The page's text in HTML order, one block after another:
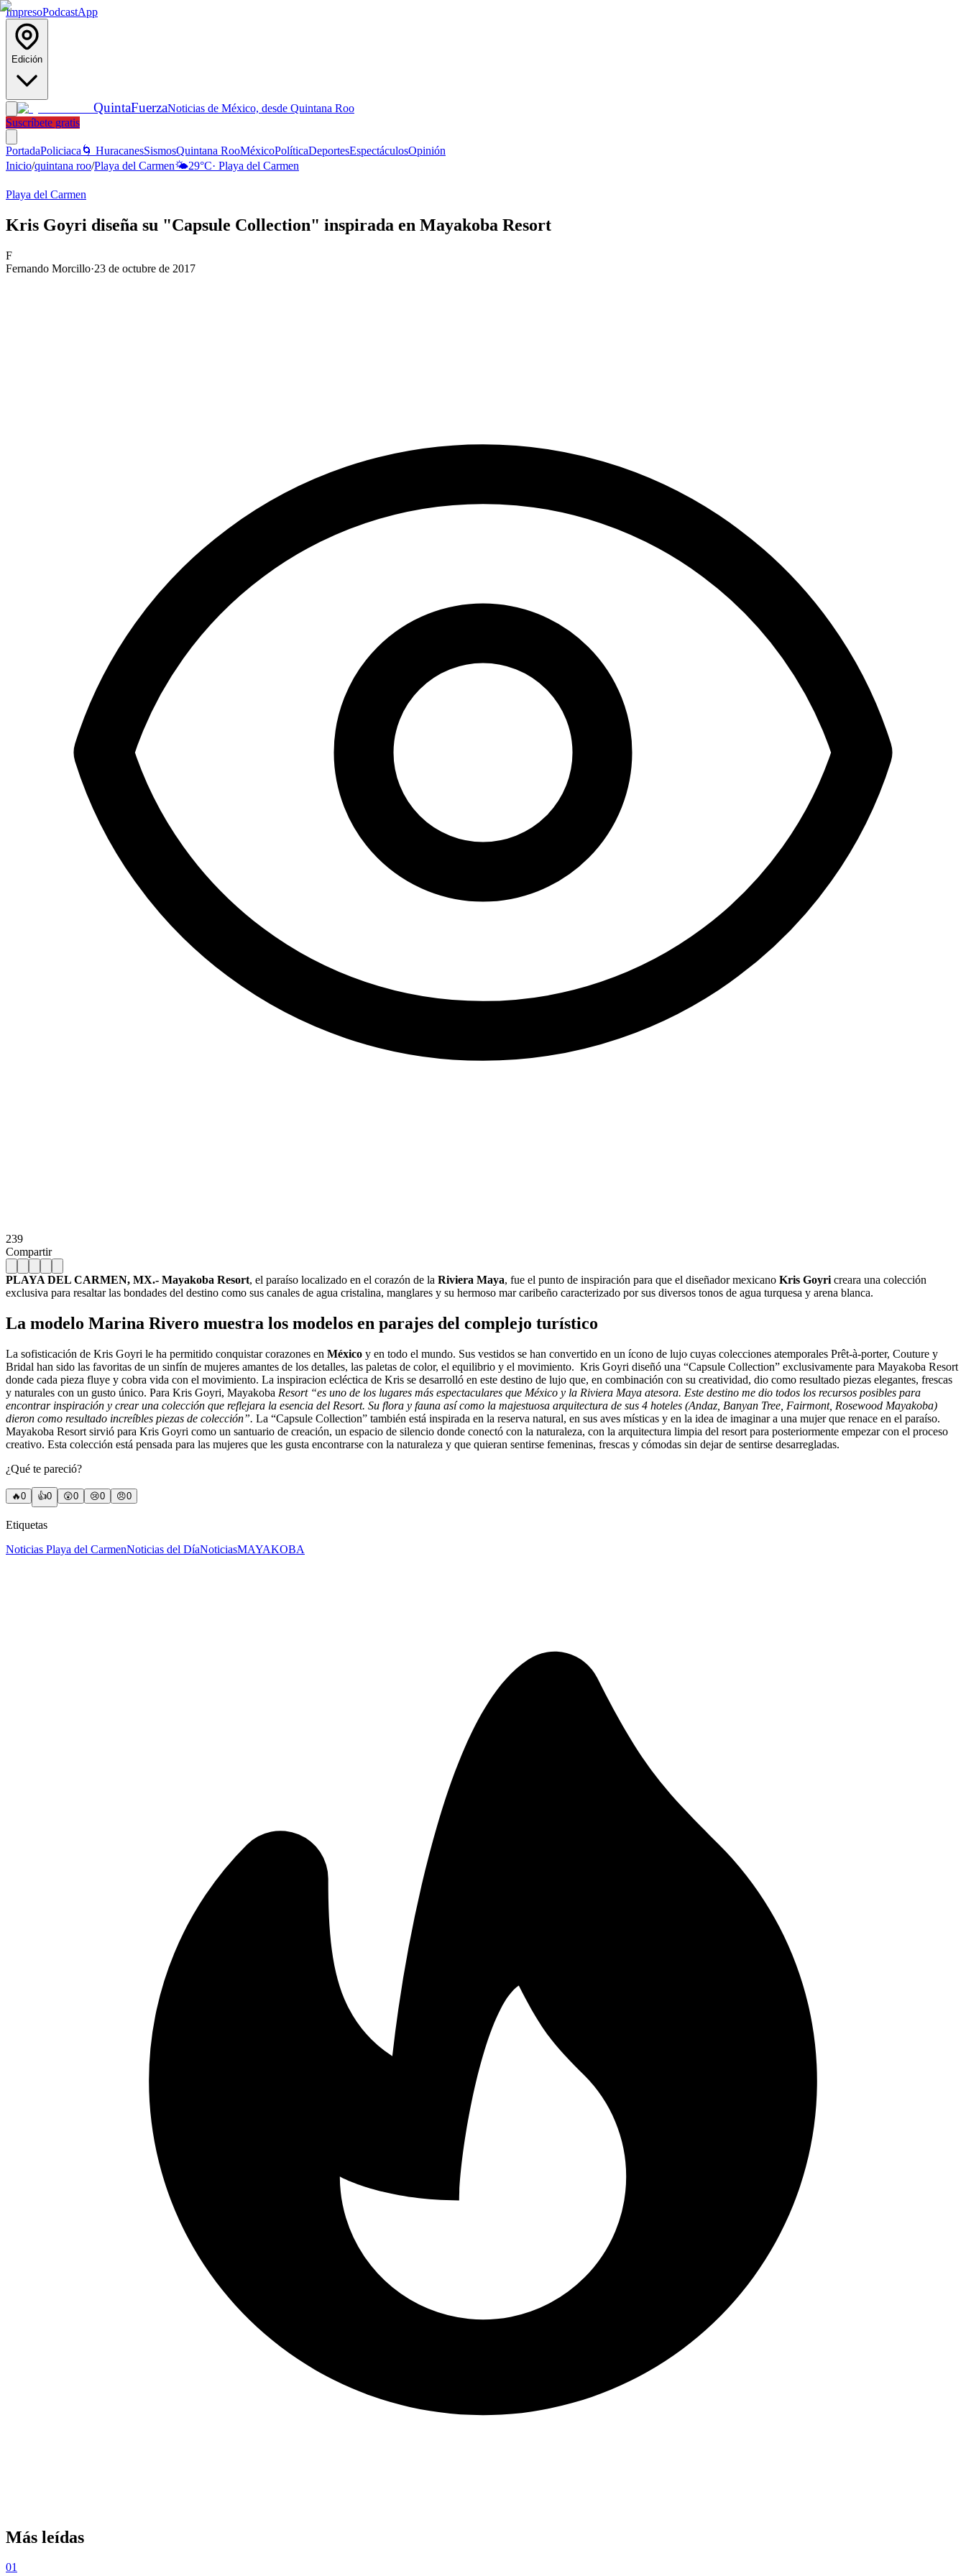
ImpresoPodcastApp
Edición
QuintaFuerzaNoticias de México, desde Quintana Roo
Suscríbete gratis
PortadaPoliciaca 🌀 HuracanesSismosQuintana RooMéxicoPolíticaDeportesEspectáculosOpinión
Inicio/quintana roo/Playa del Carmen🌤️29°C· Playa del Carmen
Playa del Carmen
Kris Goyri diseña su "Capsule Collection" inspirada en Mayakoba Resort
F
Fernando Morcillo·23 de octubre de 2017
239
Compartir
PLAYA DEL CARMEN, MX.- Mayakoba Resort, el paraíso localizado en el corazón de la Riviera Maya, fue el punto de inspiración para que el diseñador mexicano Kris Goyri creara una colección
exclusiva para resaltar las bondades del destino como sus canales de agua cristalina, manglares y su hermoso mar caribeño caracterizado por sus diversos tonos de agua turquesa y arena blanca.
La modelo Marina Rivero muestra los modelos en parajes del complejo turístico
La sofisticación de Kris Goyri le ha permitido conquistar corazones en México y en todo el mundo. Sus vestidos se han convertido en un ícono de lujo cuyas colecciones atemporales Prêt-à-porter, Couture y
Bridal han sido las favoritas de un sinfín de mujeres amantes de los detalles, las paletas de color, el equilibrio y el movimiento. Kris Goyri diseñó una “Capsule Collection” exclusivamente para Mayakoba Resort
donde cada pieza fluye y cobra vida con el movimiento. La inspiracion ecléctica de Kris se desarrolló en este destino de lujo que, en combinación con su creatividad, dio como resultado piezas elegantes, frescas
y naturales con un gusto único. Para Kris Goyri, Mayakoba Resort “es uno de los lugares más espectaculares que México y la Riviera Maya atesora. Este destino me dio todos los recursos posibles para
encontrar inspiración y crear una colección que reflejara la esencia del Resort. Su flora y fauna así como la majestuosa arquitectura de sus 4 hoteles (Andaz, Banyan Tree, Fairmont, Rosewood Mayakoba)
dieron como resultado increíbles piezas de colección”. La “Capsule Collection” también está inspirada en la reserva natural, en sus aves místicas y en la idea de imaginar a una mujer que renace en el paraíso.
Mayakoba Resort sirvió para Kris Goyri como un santuario de creación, un espacio de silencio donde conectó con la naturaleza, con la arquitectura limpia del resort para posteriormente empezar con el proceso
creativo. Esta colección está pensada para las mujeres que les gusta encontrarse con la naturaleza y que quieran sentirse femeninas, frescas y cómodas sin dejar de sentirse desarregladas.
¿Qué te pareció?
🔥0 👍0 😲0 😢0 😠0
Etiquetas
Noticias Playa del CarmenNoticias del DíaNoticiasMAYAKOBA
Más leídas
01